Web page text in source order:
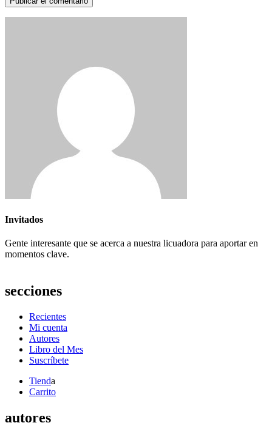
Invitados
Gente interesante que se acerca a nuestra licuadora para aportar en
momentos clave.
secciones
Recientes
Mi cuenta
Autores
Libro del Mes
Suscríbete
Tienda
Carrito
autores